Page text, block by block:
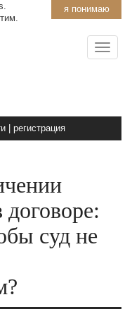
я понимаю
регистрация
договоре:
суд не